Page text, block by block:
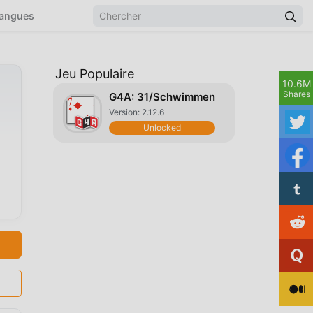
Jeu Populaire
G4A: 31/Schwimmen
Version: 2.12.6
Unlocked
10.6M
Shares